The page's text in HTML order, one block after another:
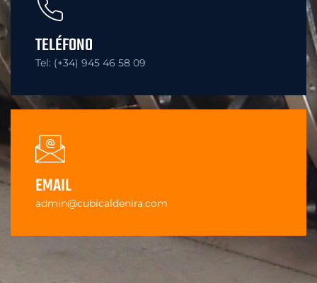
TELÉFONO
Tel: (+34) 945 46 58 09
EMAIL
admin@cubicaldenira.com